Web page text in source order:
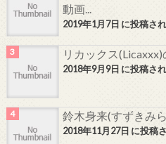
動画...
2019年1月7日 に投稿さ
リカックス
2018年9月9日 に投稿さ
鈴木身来(すずきみ
2018年11月27日 に投稿